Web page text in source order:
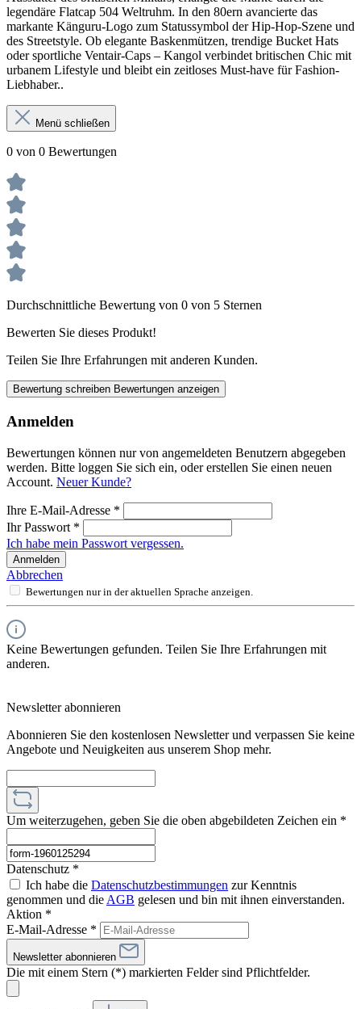
legendäre Flatcap 504 Weltruhm. In den 80ern avancierte das
markante Känguru-Logo zum Statussymbol der Hip-Hop-Szene und
des Streetstyle. Ob elegante Baskenmützen, trendige Bucket Hats
oder sportliche Ventair-Caps – Kangol verbindet britischen Chic mit
urbanem Lifestyle und bleibt ein zeitloses Must-have für Fashion-
Liebhaber..
Menü schließen
0 von 0 Bewertungen
Durchschnittliche Bewertung von 0 von 5 Sternen
Bewerten Sie dieses Produkt!
Teilen Sie Ihre Erfahrungen mit anderen Kunden.
Bewertung schreiben Bewertungen anzeigen
Anmelden
Bewertungen können nur von angemeldeten Benutzern abgegeben
werden. Bitte loggen Sie sich ein, oder erstellen Sie einen neuen
Account. Neuer Kunde?
Ihre E-Mail-Adresse *
Ihr Passwort *
Ich habe mein Passwort vergessen.
Anmelden
Abbrechen
Bewertungen nur in der aktuellen Sprache anzeigen.
Keine Bewertungen gefunden. Teilen Sie Ihre Erfahrungen mit
anderen.
Newsletter abonnieren
Abonnieren Sie den kostenlosen Newsletter und verpassen Sie keine
Angebote und Neuigkeiten aus unserem Shop mehr.
Um weiterzugehen, geben Sie die oben abgebildeten Zeichen ein *
Datenschutz *
Ich habe die Datenschutzbestimmungen zur Kenntnis
genommen und die AGB gelesen und bin mit ihnen einverstanden.
Aktion *
E-Mail-Adresse *
Newsletter abonnieren
Die mit einem Stern (*) markierten Felder sind Pflichtfelder.